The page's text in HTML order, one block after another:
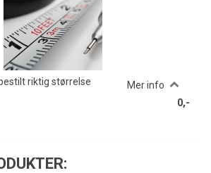
riktig størrelse
Mer info
0,-